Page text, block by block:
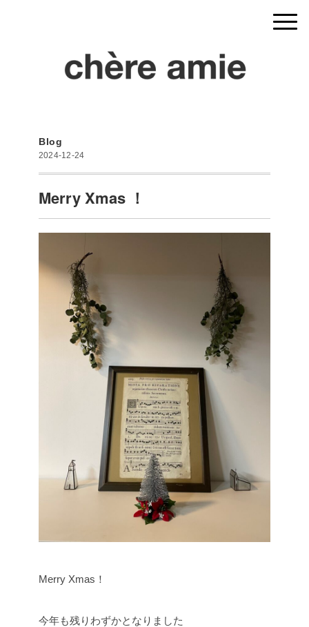
Blog
2024-12-24
Merry Xmas ！
Merry Xmas！
今年も残りわずかとなりました